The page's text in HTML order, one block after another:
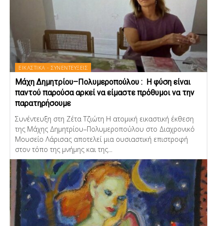
ΕΙΚΑΣΤΙΚΑ - ΣΥΝΕΝΤΕΥΞΕΙΣ
Μάχη Δημητρίου–Πολυμεροπούλου : Η φύση είναι
παντού παρούσα αρκεί να είμαστε πρόθυμοι να την
παρατηρήσουμε
Συνέντευξη στη Ζέτα Τζιώτη Η ατομική εικαστική έκθεση
της Μάχης Δημητρίου–Πολυμεροπούλου στο Διαχρονικό
Μουσείο Λάρισας αποτελεί μια ουσιαστική επιστροφή
στον τόπο της μνήμης και της...